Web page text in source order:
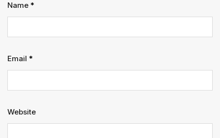
Name *
Email *
Website